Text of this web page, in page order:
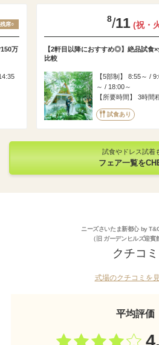
残席○
万
8/11 (祝・
【2軒目以降におすすめ◎】絶品試食
比較
5部制
8:55～ /
～ / 18:00～
所要時間
3時間
試食あり
試食やドレス試着
フェア一覧を
ニーズさいたま新都心 by
（旧 ガーデンヒルズ迎賓
クチコミ
式場のクチコミを
平均評価